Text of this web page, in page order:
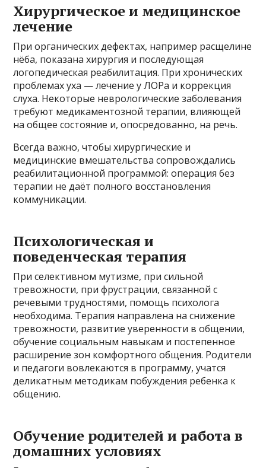
Хирургическое и медицинское
лечение
При органических дефектах, например расщелине
нёба, показана хирургия и последующая
логопедическая реабилитация. При хронических
проблемах уха — лечение у ЛОРа и коррекция
слуха. Некоторые неврологические заболевания
требуют медикаментозной терапии, влияющей
на общее состояние и, опосредованно, на речь.
Всегда важно, чтобы хирургические и
медицинские вмешательства сопровождались
реабилитационной программой: операция без
терапии не даёт полного восстановления
коммуникации.
Психологическая и
поведенческая терапия
При селективном мутизме, при сильной
тревожности, при фрустрации, связанной с
речевыми трудностями, помощь психолога
необходима. Терапия направлена на снижение
тревожности, развитие уверенности в общении,
обучение социальным навыкам и постепенное
расширение зон комфортного общения. Родители
и педагоги вовлекаются в программу, учатся
деликатным методикам побуждения ребенка к
общению.
Обучение родителей и работа в
домашних условиях